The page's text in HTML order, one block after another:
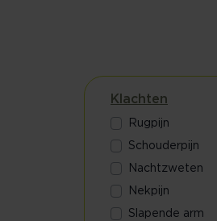
Klachten
Rugpijn
Schouderpijn
Nachtzweten
Nekpijn
Slapende arm